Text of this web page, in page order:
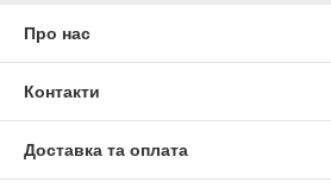
Про нас
Контакти
Доставка та оплата